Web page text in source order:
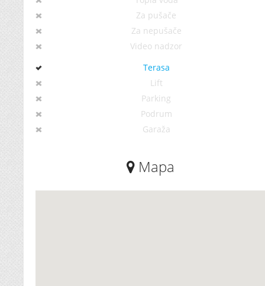
Za pušače
Za nepušače
Video nadzor
Terasa
Lift
Parking
Podrum
Garaža
Mapa